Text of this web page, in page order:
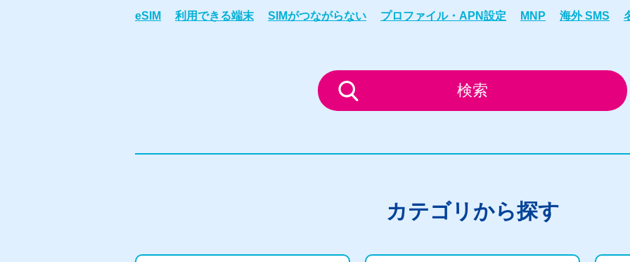
eSIM
利用できる端末 SIMがつながらない プロファイル・APN設定 MNP 海外 SMS
検索
カテゴリから探す